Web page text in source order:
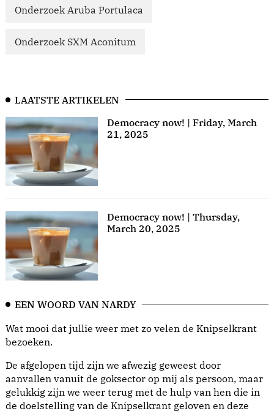
Onderzoek Aruba Portulaca
Onderzoek SXM Aconitum
LAATSTE ARTIKELEN
Democracy now! | Friday, March
21, 2025
Democracy now! | Thursday,
March 20, 2025
EEN WOORD VAN NARDY
Wat mooi dat jullie weer met zo velen de Knipselkrant
bezoeken.
De afgelopen tijd zijn we afwezig geweest door
aanvallen vanuit de goksector op mij als persoon, maar
gelukkig zijn we weer terug met de hulp van hen die in
de doelstelling van de Knipselkrant geloven en deze